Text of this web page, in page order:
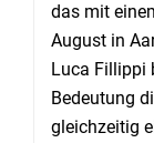
das mit
August in
Luca Fillippi
Bedeutung
gleichzeitig